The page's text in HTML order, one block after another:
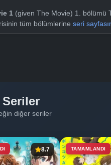
1 (given The Movie) 1. bölümü
tüm bölümlerine seri
Seriler
diğer seriler
8.7 TAMAMLANDI